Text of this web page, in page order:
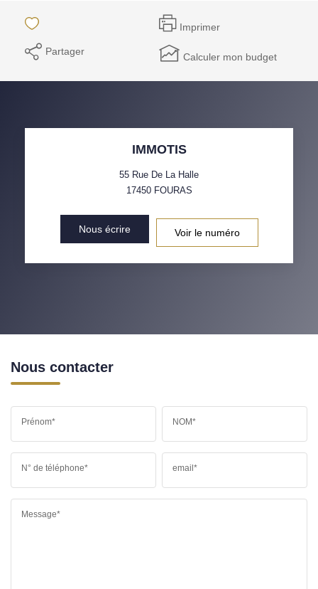
EXTRANETImprimer
Partager Calculer mon budget
IMMOTIS
55 Rue De La Halle
17450 FOURAS
Nous écrire Voir le numéro
Nous contacter
Prénom* NOM*
N° de téléphone* email*
Message*